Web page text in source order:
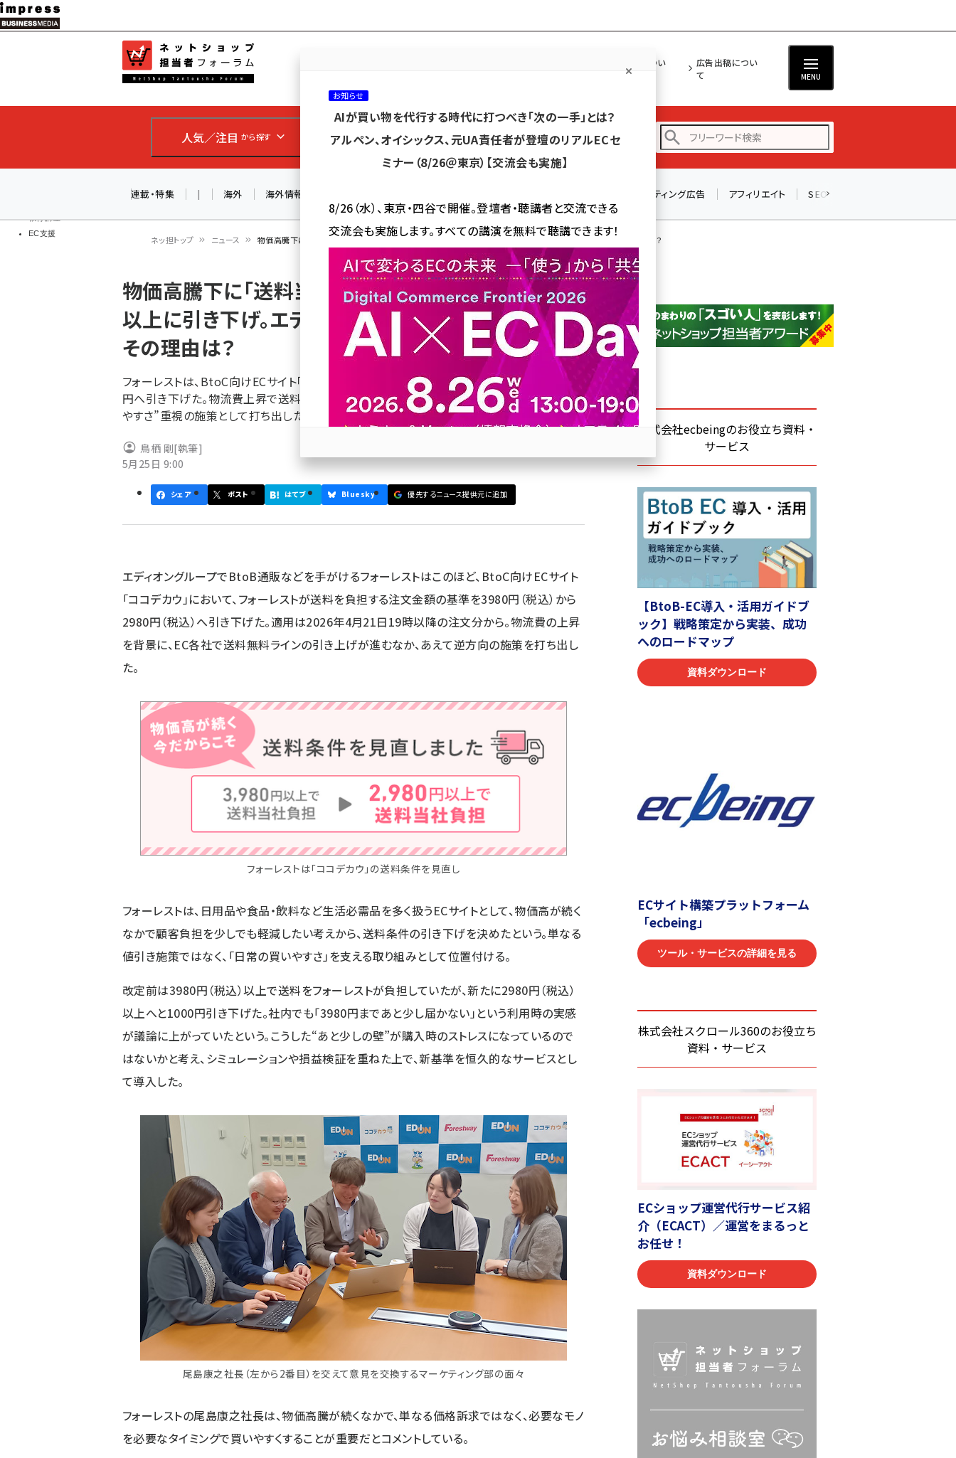
メ
イ
ン
ツ
移
教育講座
EC支援
ネッ担につい
広告出稿につい
て
MENU
人気／注目 から探す カテゴリ／種別 から探す セミナー／イベント から探す
アスクル (1122)
base (1083)
連載・特集 | 海外 海外情報 リスティング広告 アフィリエイト SEO
ン
く
ず
ネッ担トップ ニュース 物価高騰下に「送料当社負担」を3980円→2980円以上に引き下げ。エディオングループのフォーレスト、その理由は？
物価高騰下に「送料当社負担」を3980円→2980円
以上に引き下げ。エディオングループのフォーレスト、
その理由は？
フォーレストは、BtoC向けECサイト「ココデカウ」の送料当社負担ラインを3980円から2980
円へ引き下げた。物流費上昇で送料無料条件の見直しが進むなか、物価高に対応した“買い
やすさ”重視の施策として打ち出した。
鳥栖 剛[執筆]
5月25日 9:00
シェア ポスト はてブ Bluesky 優先するニュース提供元に追加
エディオングループでBtoB通販などを手がけるフォーレストはこのほど、BtoC向けECサイト
「ココデカウ」において、フォーレストが送料を負担する注文金額の基準を3980円（税込）から
2980円（税込）へ引き下げた。適用は2026年4月21日19時以降の注文分から。物流費の上昇
を背景に、EC各社で送料無料ラインの引き上げが進むなか、あえて逆方向の施策を打ち出し
た。
フォーレストは「ココデカウ」の送料条件を見直し
フォーレストは、日用品や食品・飲料など生活必需品を多く扱うECサイトとして、物価高が続く
なかで顧客負担を少しでも軽減したい考えから、送料条件の引き下げを決めたという。単なる
値引き施策ではなく、「日常の買いやすさ」を支える取り組みとして位置付ける。
改定前は3980円（税込）以上で送料をフォーレストが負担していたが、新たに2980円（税込）
以上へと1000円引き下げた。社内でも「3980円まであと少し届かない」という利用時の実感
が議論に上がっていたという。こうした“あと少しの壁”が購入時のストレスになっているので
はないかと考え、シミュレーションや損益検証を重ねた上で、新基準を恒久的なサービスとし
て導入した。
尾島康之社長（左から2番目）を交えて意見を交換するマーケティング部の面々
フォーレストの尾島康之社長は、物価高騰が続くなかで、単なる価格訴求ではなく、必要なモノ
を必要なタイミングで買いやすくすることが重要だとコメントしている。
お知らせ
AIが買い物を代行する時代に打つべき「次の一手」とは？
アルペン、オイシックス、元UA責任者が登壇のリアルECセ
ミナー（8/26＠東京）【交流会も実施】
8/26（水）、東京・四谷で開催。登壇者・聴講者と交流できる
交流会も実施します。すべての講演を無料で聴講できます！
参加登録はこちら↑